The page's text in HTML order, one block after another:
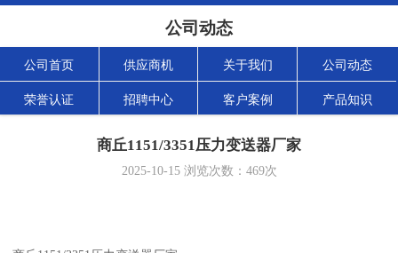
公司动态
公司首页 供应商机 关于我们 公司动态
荣誉认证 招聘中心 客户案例 产品知识
商丘1151/3351压力变送器厂家
2025-10-15浏览次数： 469次